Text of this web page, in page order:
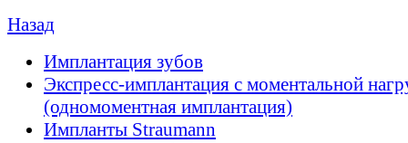
Назад
Имплантация зубов
Экспресс-имплантация с моментальной
(одномоментная имплантация)
Импланты Straumann